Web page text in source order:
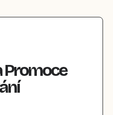
Promoce